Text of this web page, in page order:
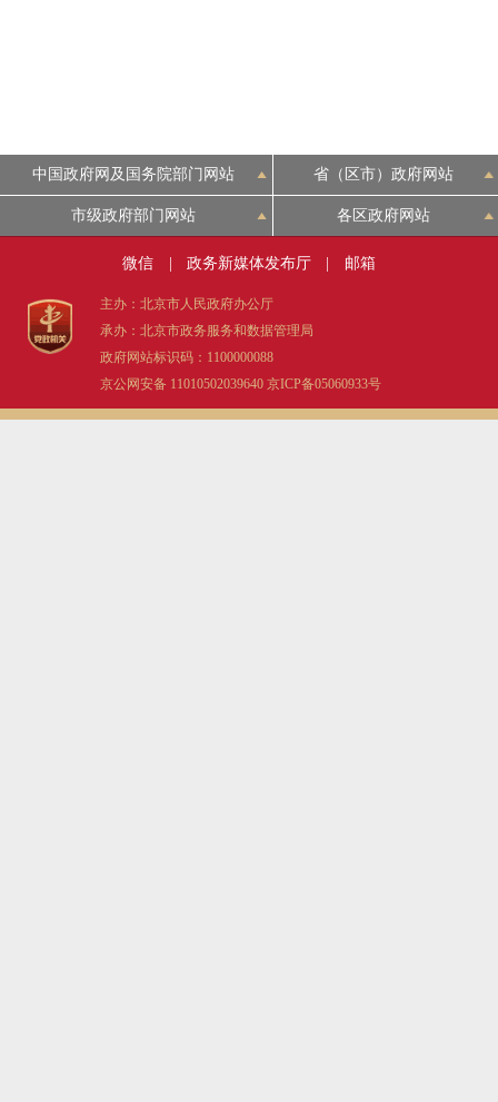
ITALIANO
中国政府网及国务院部门网站 省（区市）政府网站
市级政府部门网站 各区政府网站
微信 政务新媒体发布厅 邮箱
主办：北京市人民政府办公厅
承办：北京市政务服务和数据管理局
政府网站标识码：1100000088
京公网安备 11010502039640 京ICP备05060933号